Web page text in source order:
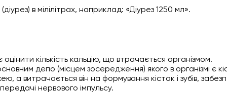
в мілілітрах, наприклад: «Діурез 1250 мл».
кількість кальцію, що втрачається організмом.
депо (місцем зосередження) якого в організмі є
а витрачається він на формування кісток і зубів,
нервового імпульсу.